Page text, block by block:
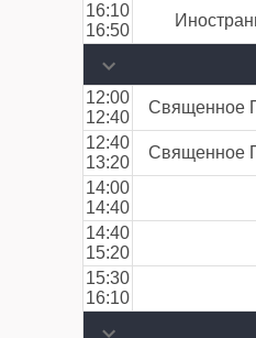
16:10
16:50
12:00
12:40
Священное
12:40
13:20
Священное
14:00
14:40
14:40
15:20
15:30
16:10